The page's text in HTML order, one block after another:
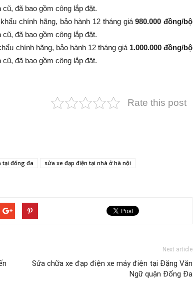
đã bao gồm công lắp đặt.
chính hãng, bảo hành 12 tháng giá980.000 đồng/bộ
đã bao gồm công lắp đặt.
chính hãng, bảo hành 12 tháng giá 1.000.000 đồng/bộ
đã bao gồm công lắp đặt.
Rate this post
tại đống đa
sửa xe đạp điện tại nhà ở hà nội
Next article
Sửa chữa xe đạp điện xe máy điện tại Đặng Văn
Ngữ quận Đống Đa